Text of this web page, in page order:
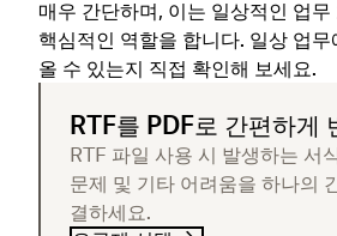
매우 간단하며, 이는 일상적인 업
핵심적인 역할을 합니다. 일상 업
올 수 있는지 직접 확인해 보세요.
RTF를 PDF로 간편하게
RTF 파일 사용 시 발생하는 서
문제 및 기타 어려움을 하나의
결하세요.